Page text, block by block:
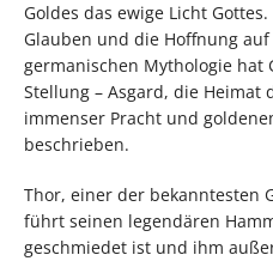
Goldes das ewige Licht
Glauben und die Hoffnung
germanischen Mythologie hat
Stellung – Asgard, die Heimat
immenser Pracht und
beschrieben.
Thor, einer der bekanntesten
führt seinen legendären
geschmiedet ist und ihm